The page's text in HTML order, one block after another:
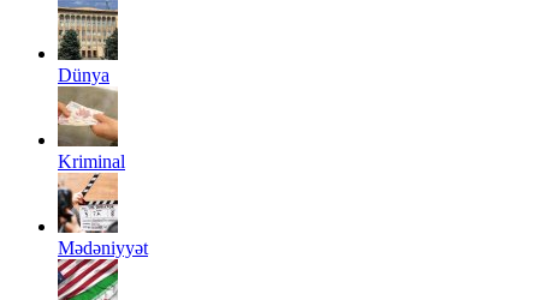
Dünya
Kriminal
Mədəniyyət